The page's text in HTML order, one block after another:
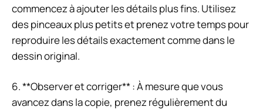
commencez à ajouter les détails plus fins. Utilisez
des pinceaux plus petits et prenez votre temps pour
reproduire les détails exactement comme dans le
dessin original.
6. **Observer et corriger** : À mesure que vous
avancez dans la copie, prenez régulièrement du